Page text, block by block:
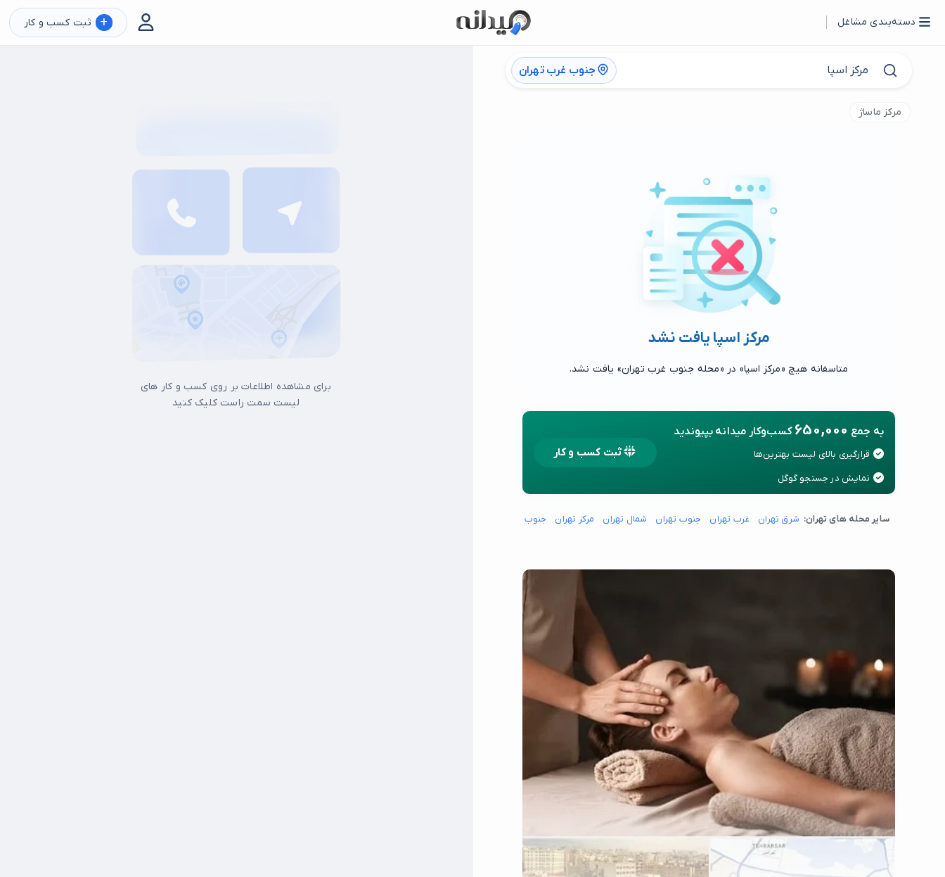
دسته‌بندی مشاغل + ثبت کسب و کار
جنوب غرب تهران
مرکز ماساژ
مرکز اسپا یافت نشد
متاسفانه هیچ «مرکز اسپا» در «محله جنوب غرب تهران» یافت نشد.
به جمع 650,000 کسب‌وکار میدانه بپیوندید
قرارگیری بالای لیست بهترین‌ها
نمایش در جستجو گوگل
ثبت کسب و کار
سایر محله های تهران: شرق تهران غرب تهران جنوب تهران شمال تهران مرکز تهران جنوب شرق تهران
برای مشاهده اطلاعات بر روی کسب و کار های
لیست سمت راست کلیک کنید